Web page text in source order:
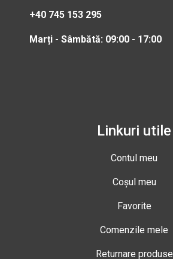
+40 745 153 295
Marți - Sâmbătă: 09:00 - 17:00
Linkuri utile
Contul meu
Coșul meu
Favorite
Comenzile mele
Returnare produse